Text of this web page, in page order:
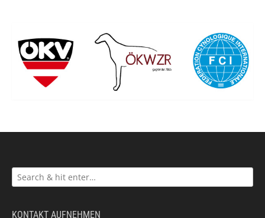
KONTAKT AUFNEHMEN